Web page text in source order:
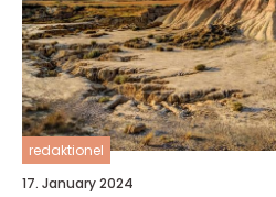
redaktionel
17. January 2024